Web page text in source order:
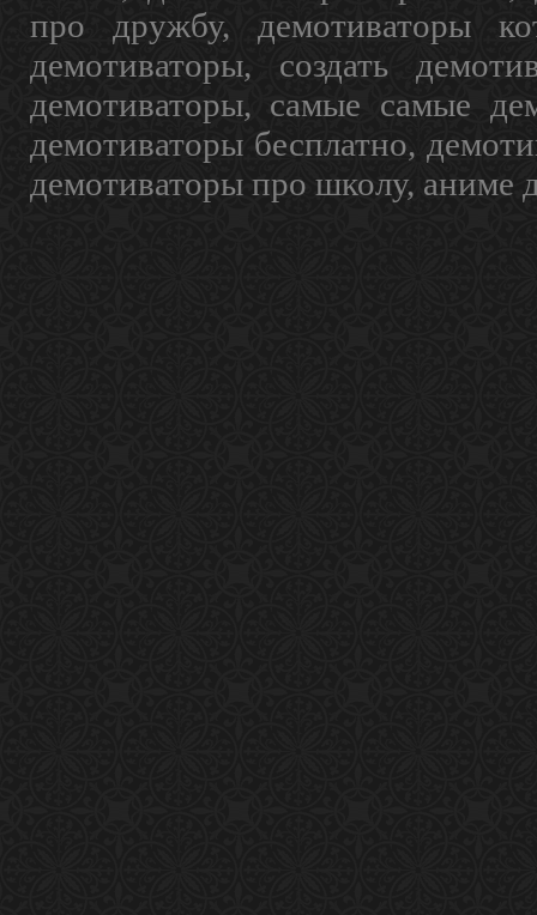
про дружбу, демотиваторы
демотиваторы, создать
демотиваторы, самые самые
демотиваторы бесплатно,
демотиваторы про школу, аниме